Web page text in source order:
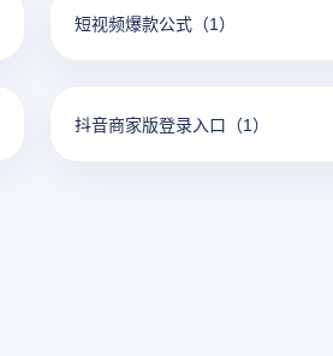
短视频爆款公式 （1）
抖音商家版登录入口 （1）